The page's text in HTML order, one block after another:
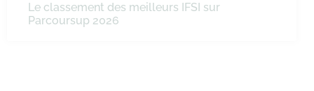
Le classement des meilleurs IFSI sur
Parcoursup 2026